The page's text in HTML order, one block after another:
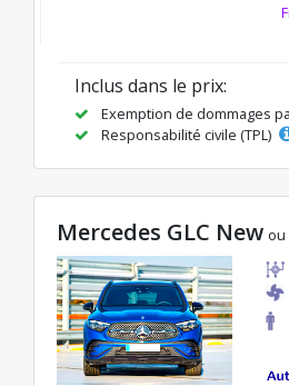
Inclus dans le prix:
Exemption de dommages
Responsabilité civile (TPL)
Mercedes GLC New ou